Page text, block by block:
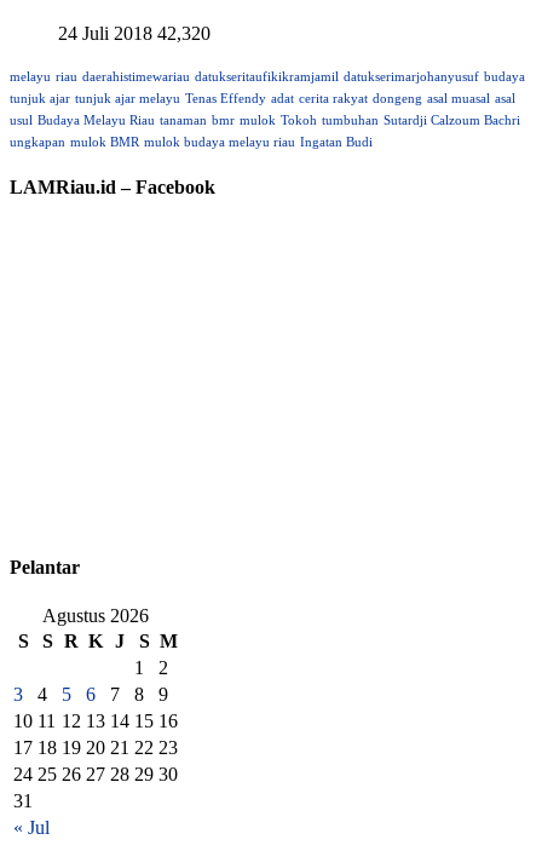
24 Juli 2018 42,320
melayu riau daerahistimewariau datukseritaufikikramjamil datukserimarjohanyusuf budaya
tunjuk ajar tunjuk ajar melayu Tenas Effendy adat cerita rakyat dongeng asal muasal asal
usul Budaya Melayu Riau tanaman bmr mulok Tokoh tumbuhan Sutardji Calzoum Bachri
ungkapan mulok BMR mulok budaya melayu riau Ingatan Budi
LAMRiau.id – Facebook
Pelantar
Agustus 2026
S
S R K J S M
« Jul
1
2
3
4 5 6 7 8
9
10 11 12 13 14 15 16
17 18 19 20 21 22 23
24 25 26 27 28 29 30
31